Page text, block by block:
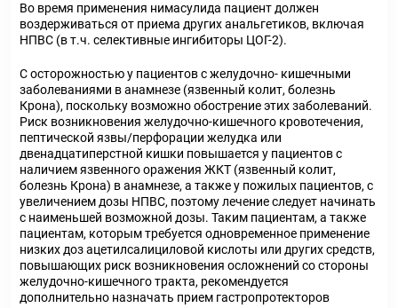
Во время применения нимасулида пациент должен
воздерживаться от приема других анальгетиков, включая
НПВС (в т.ч. селективные ингибиторы ЦОГ-2).
С осторожностью у пациентов с желудочно- кишечными
заболеваниями в анамнезе (язвенный колит, болезнь
Крона), поскольку возможно обострение этих заболеваний.
Риск возникновения желудочно-кишечного кровотечения,
пептической язвы/перфорации желудка или
двенадцатиперстной кишки повышается у пациентов с
наличием язвенного оражения ЖКТ (язвенный колит,
болезнь Крона) в анамнезе, а также у пожилых пациентов, с
увеличением дозы НПВС, поэтому лечение следует начинать
с наименьшей возможной дозы. Таким пациентам, а также
пациентам, которым требуется одновременное применение
низких доз ацетилсалициловой кислоты или других средств,
повышающих риск возникновения осложнений со стороны
желудочно-кишечного тракта, рекомендуется
дополнительно назначать прием гастропротекторов